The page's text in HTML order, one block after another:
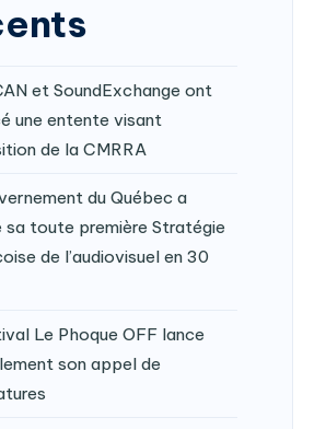
et SoundExchange ont
une entente visant
de la CMRRA
du Québec a
sa toute première Stratégie
de l’audiovisuel en 30
Le Phoque OFF lance
son appel de